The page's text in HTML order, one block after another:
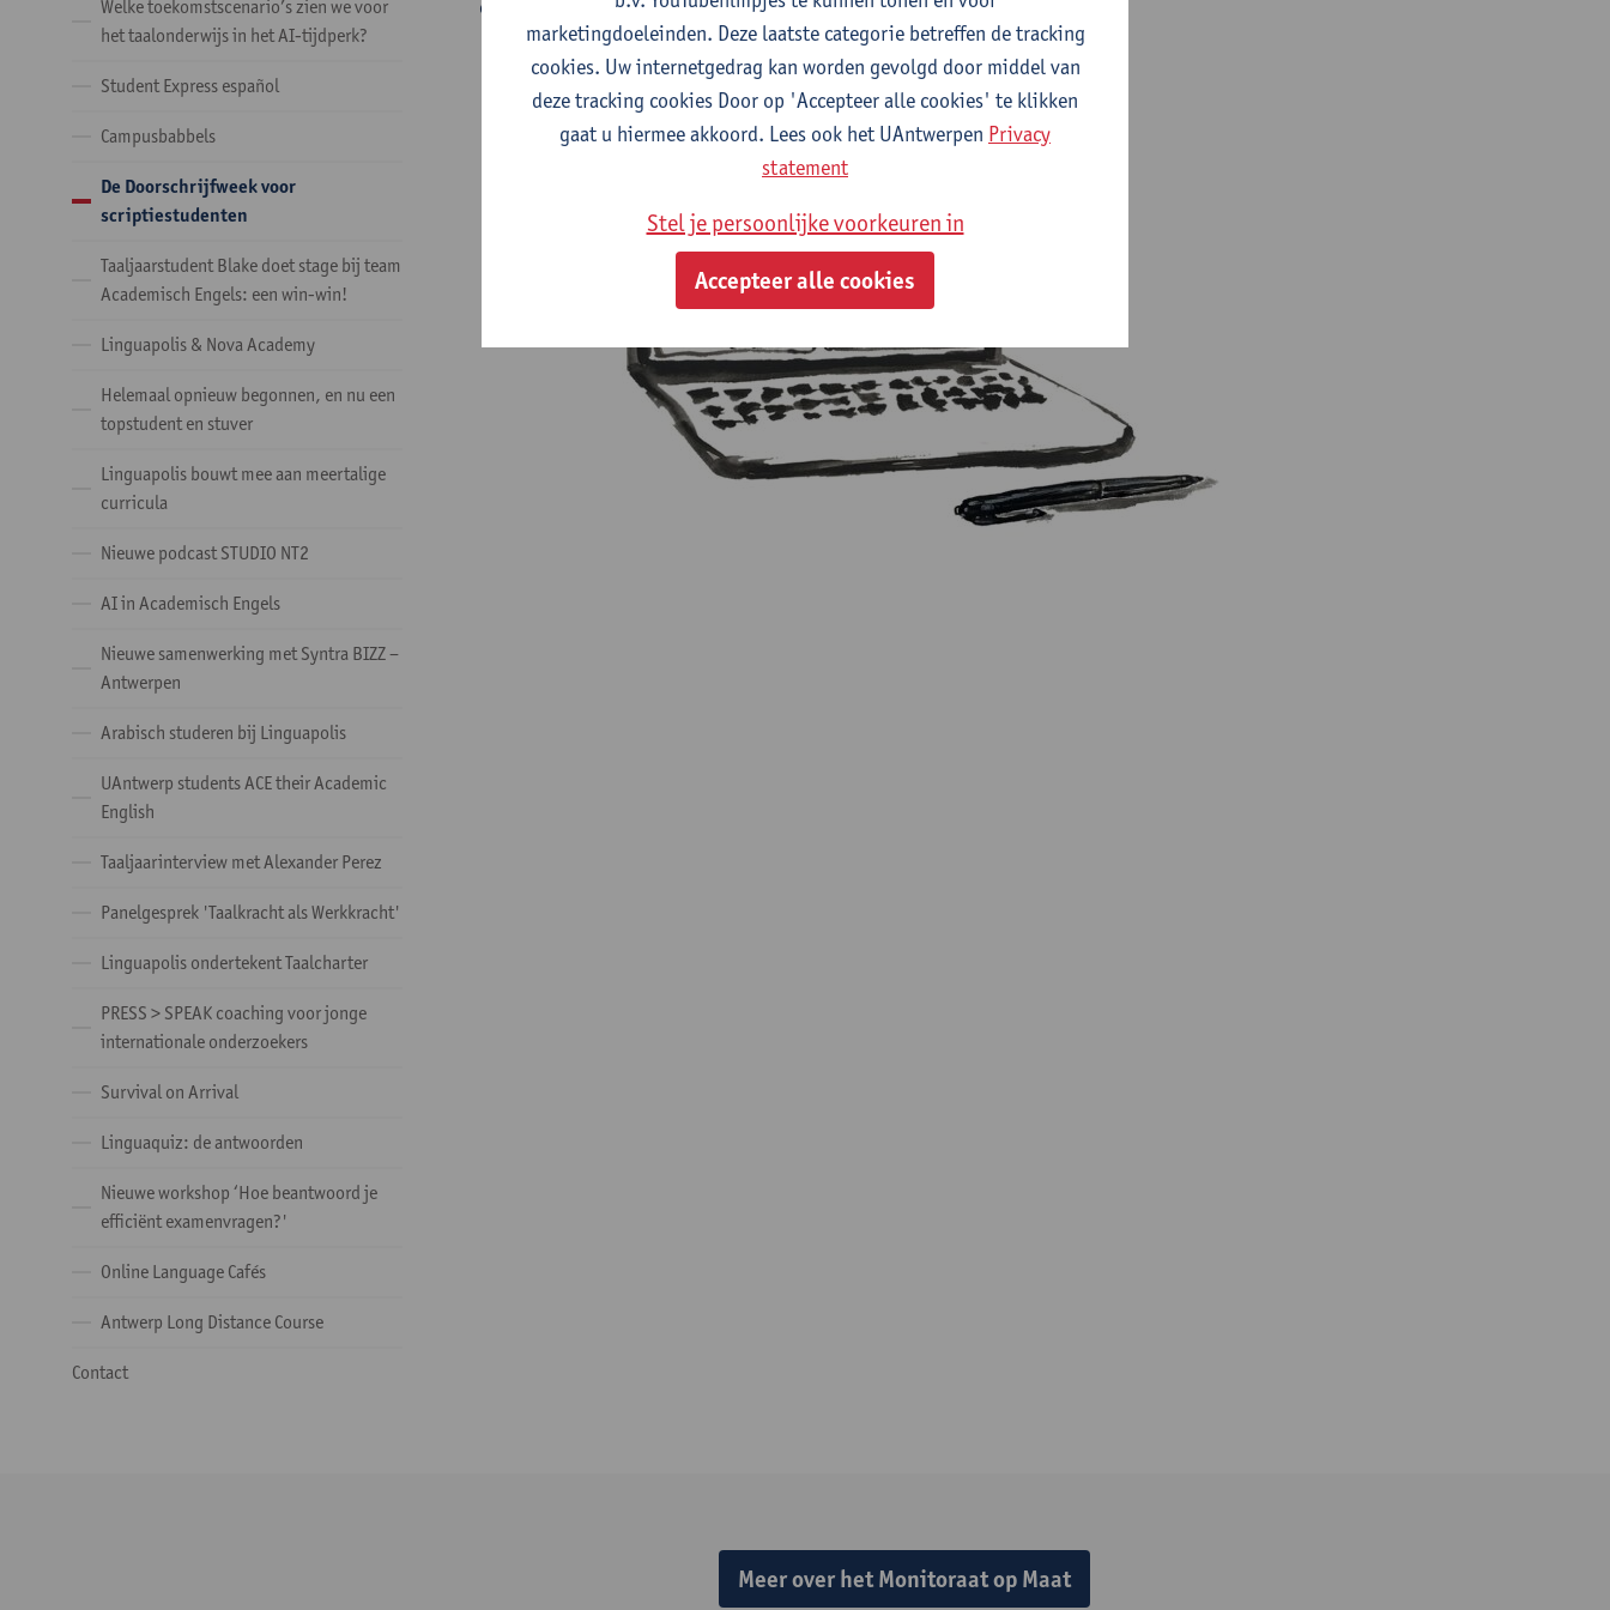
Welke toekomstscenario’s zien we voor
het taalonderwijs in het AI-tijdperk?
Student Express español
Campusbabbels
De Doorschrijfweek voor
scriptiestudenten
Taaljaarstudent Blake doet stage bij team
Academisch Engels: een win-win!
Linguapolis & Nova Academy
Helemaal opnieuw begonnen, en nu een
topstudent en stuver
Linguapolis bouwt mee aan meertalige
curricula
Nieuwe podcast STUDIO NT2
AI in Academisch Engels
Nieuwe samenwerking met Syntra BIZZ –
Antwerpen
Arabisch studeren bij Linguapolis
UAntwerp students ACE their Academic
English
Taaljaarinterview met Alexander Perez
Panelgesprek 'Taalkracht als Werkkracht'
Linguapolis ondertekent Taalcharter
PRESS > SPEAK coaching voor jonge
internationale onderzoekers
Survival on Arrival
Linguaquiz: de antwoorden
Nieuwe workshop ‘Hoe beantwoord je
efficiënt examenvragen?'
Online Language Cafés
Antwerp Long Distance Course
Contact
een of meerdere schrijfweken.
Meer over het Monitoraat op Maat
marketingdoeleinden. Deze laatste categorie betreffen de tracking
cookies. Uw internetgedrag kan worden gevolgd door middel van
deze tracking cookies Door op 'Accepteer alle cookies' te klikken
gaat u hiermee akkoord. Lees ook het UAntwerpen Privacy
statement
Stel je persoonlijke voorkeuren in
Accepteer alle cookies